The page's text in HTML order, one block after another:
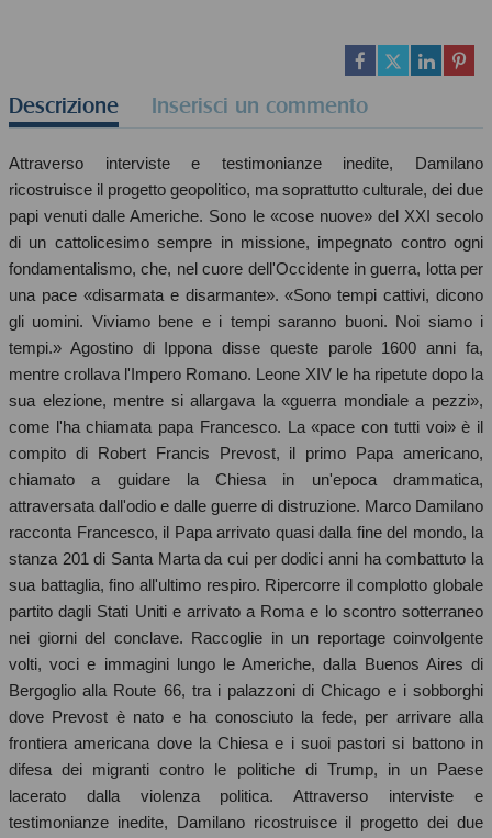
Descrizione Inserisci un commento
Attraverso interviste e testimonianze inedite, Damilano
ricostruisce il progetto geopolitico, ma soprattutto culturale, dei due
papi venuti dalle Americhe. Sono le «cose nuove» del XXI secolo
di un cattolicesimo sempre in missione, impegnato contro ogni
fondamentalismo, che, nel cuore dell'Occidente in guerra, lotta per
una pace «disarmata e disarmante». «Sono tempi cattivi, dicono
gli uomini. Viviamo bene e i tempi saranno buoni. Noi siamo i
tempi.» Agostino di Ippona disse queste parole 1600 anni fa,
mentre crollava l'Impero Romano. Leone XIV le ha ripetute dopo la
sua elezione, mentre si allargava la «guerra mondiale a pezzi»,
come l'ha chiamata papa Francesco. La «pace con tutti voi» è il
compito di Robert Francis Prevost, il primo Papa americano,
chiamato a guidare la Chiesa in un'epoca drammatica,
attraversata dall'odio e dalle guerre di distruzione. Marco Damilano
racconta Francesco, il Papa arrivato quasi dalla fine del mondo, la
stanza 201 di Santa Marta da cui per dodici anni ha combattuto la
sua battaglia, fino all'ultimo respiro. Ripercorre il complotto globale
partito dagli Stati Uniti e arrivato a Roma e lo scontro sotterraneo
nei giorni del conclave. Raccoglie in un reportage coinvolgente
volti, voci e immagini lungo le Americhe, dalla Buenos Aires di
Bergoglio alla Route 66, tra i palazzoni di Chicago e i sobborghi
dove Prevost è nato e ha conosciuto la fede, per arrivare alla
frontiera americana dove la Chiesa e i suoi pastori si battono in
difesa dei migranti contro le politiche di Trump, in un Paese
lacerato dalla violenza politica. Attraverso interviste e
testimonianze inedite, Damilano ricostruisce il progetto dei due